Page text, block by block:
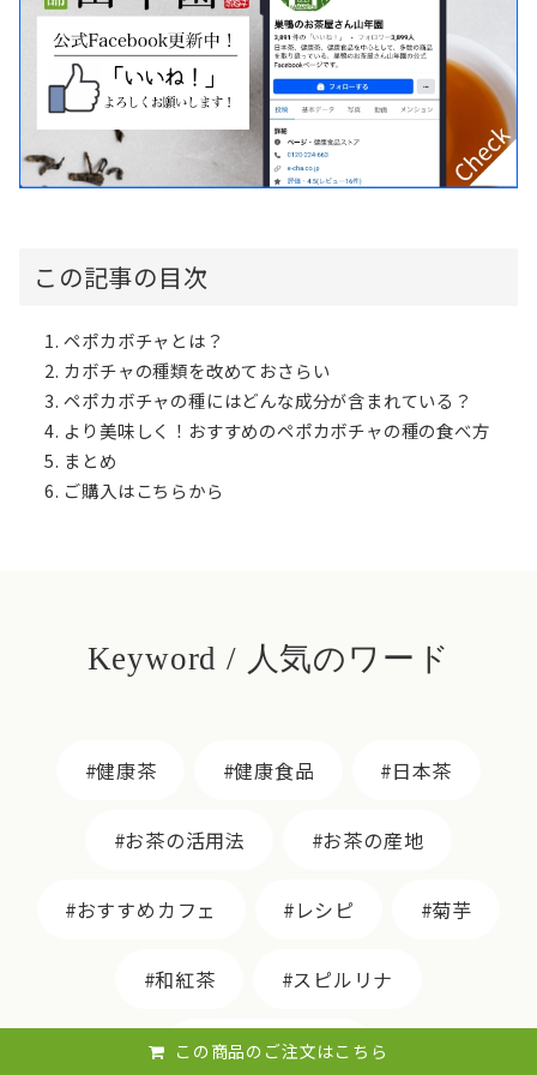
この記事の目次
ペポカボチャとは？
カボチャの種類を改めておさらい
ペポカボチャの種にはどんな成分が含まれている？
より美味しく！おすすめのペポカボチャの種の食べ方
まとめ
ご購入はこちらから
Keyword / 人気のワード
健康茶 健康食品 日本茶
お茶の活用法 お茶の産地
おすすめカフェ レシピ 菊芋
和紅茶 スピルリナ
ウラジロガシ茶
この商品のご注文はこちら